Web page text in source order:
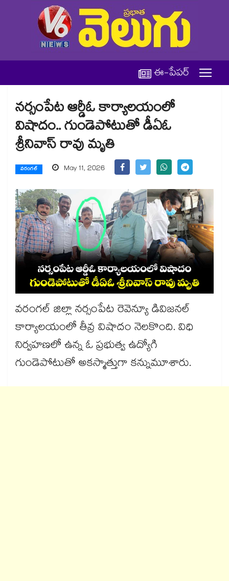
ఈ-పేపర్
నర్సంపేట ఆర్డీఓ కార్యాలయంలో
విషాదం.. గుండెపోటుతో డీఏఓ
శ్రీనివాస్ రావు మృతి
వరంగల్ May 11, 2026
వరంగల్ జిల్లా నర్సంపేట రెవెన్యూ డివిజనల్
కార్యాలయంలో తీవ్ర విషాదం నెలకొంది. విధి
నిర్వహణలో ఉన్న ఓ ప్రభుత్వ ఉద్యోగి
గుండెపోటుతో అకస్మాత్తుగా కన్నుమూశారు.